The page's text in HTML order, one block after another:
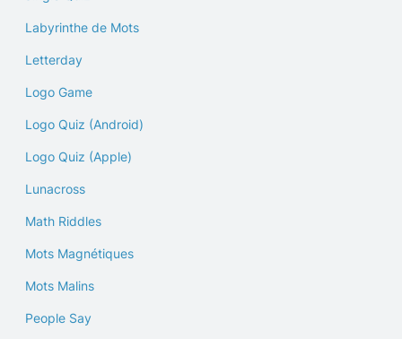
Labyrinthe de Mots
Letterday
Logo Game
Logo Quiz (Android)
Logo Quiz (Apple)
Lunacross
Math Riddles
Mots Magnétiques
Mots Malins
People Say